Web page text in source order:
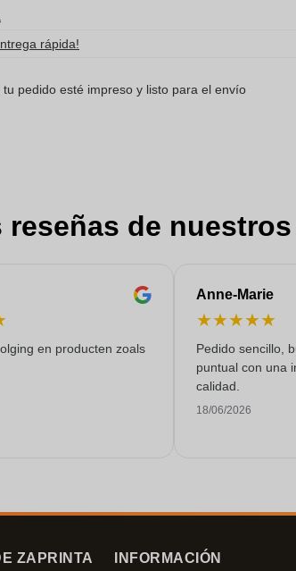
rápida!
tu pedido esté impreso y listo para el envío
reseñas de
en producten zoals
Anne-Marie
★★★★★
Pedido sencillo,
puntual con una
calidad.
18/06/2026
ZAPRINTA INFORMACIÓN